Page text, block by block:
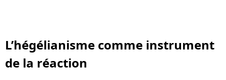
L’hégélianisme comme instrument
de la réaction